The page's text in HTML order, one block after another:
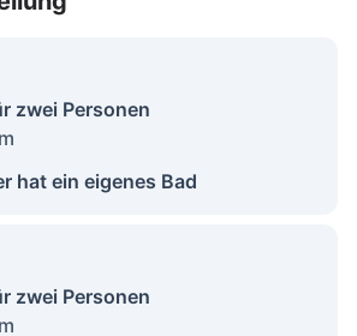
zwei Personen
hat ein eigenes Bad
zwei Personen